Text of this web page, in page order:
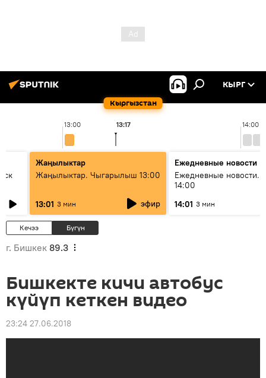
Кыргызстан
КЫРГ
13:00 14:00
13:17
Жаңылыктар
Жаңылыктар. Чыгарылыш 13:00
13:01 3 мин эфир
Ежедневные новости
Ежедневные новости.
14:00
14:01 3 мин
Кечээ Бүгүн
г. Бишкек 89.3
Бишкекте кичи автобус
күйүп кеткен видео
23:24 27.06.2018